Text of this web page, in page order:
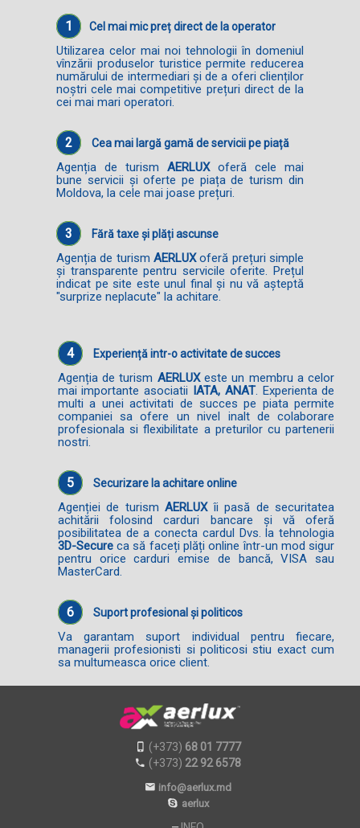
1 Cel mai mic preț direct de la operator
Utilizarea celor mai noi tehnologii în domeniul
vînzării produselor turistice permite reducerea
numărului de intermediari și de a oferi clienților
noștri cele mai competitive prețuri direct de la
cei mai mari operatori.
2 Cea mai largă gamă de servicii pe piață
Agenția de turism AERLUXoferă cele mai
bune servicii și oferte pe piața de turism din
Moldova, la cele mai joase prețuri.
3 Fără taxe și plăți ascunse
Agenția de turism AERLUXoferă prețuri simple
și transparente pentru servicile oferite. Prețul
indicat pe site este unul final și nu vă așteptă
"surprize neplacute" la achitare.
4 Experiență intr-o activitate de succes
Agenția de turism AERLUXeste un membru a celor
mai importante asociatii IATA, ANAT. Experienta de
multi a unei activitati de succes pe piata permite
companiei sa ofere un nivel inalt de colaborare
profesionala si flexibilitate a preturilor cu partenerii
nostri.
5 Securizare la achitare online
Agenției de turismAERLUXîi pasă de securitatea
achitării folosind carduri bancare și vă oferă
posibilitatea de a conecta cardul Dvs. la tehnologia
3D-Secureca să faceți plăți online într-un mod sigur
pentru orice carduri emise de bancă, VISA sau
MasterCard.
6 Suport profesional și politicos
Va garantam suport individual pentru fiecare,
managerii profesionisti si politicosi stiu exact cum
sa multumeasca orice client.
(+373) 68 01 7777
(+373) 22 92 6578
info@aerlux.md
aerlux